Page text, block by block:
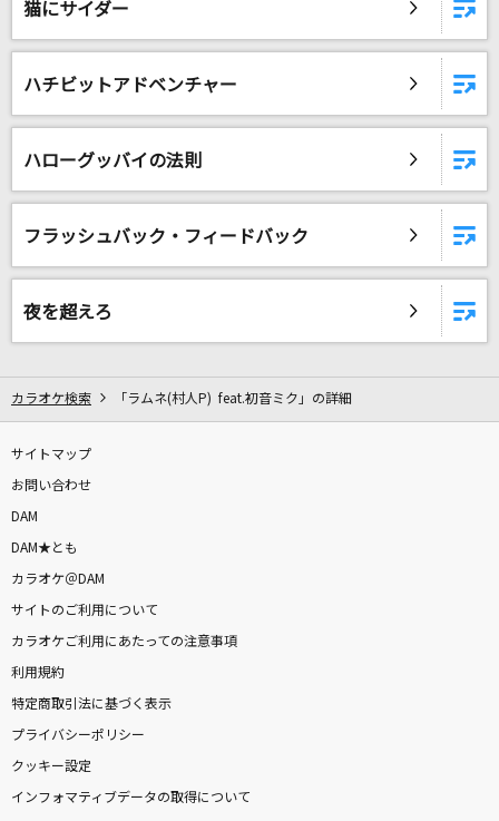
サマーワンダーランド
back number
[生音]はまぐりボンバー
[生音]カナシミ ブルー
KinKi Kids
WANDS
ライラック
Mrs. GREEN APPLE
[生音]HOT LIMIT
T.M.Revolution
猫にサイダー
ハチビットアドベンチャー
ハローグッバイの法則
フラッシュバック・フィードバック
夜を超えろ
カラオケ検索 「ラムネ(村人P) feat.初音ミク」の詳細
サイトマップ
お問い合わせ
DAM
DAM★とも
カラオケ＠DAM
サイトのご利用について
カラオケご利用にあたっての注意事項
利用規約
特定商取引法に基づく表示
プライバシーポリシー
クッキー設定
インフォマティブデータの取得について